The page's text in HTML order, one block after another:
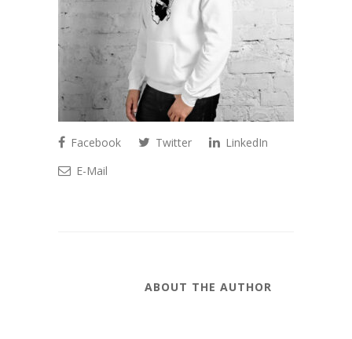
Facebook Twitter
LinkedIn
E-Mail
ABOUT THE AUTHOR